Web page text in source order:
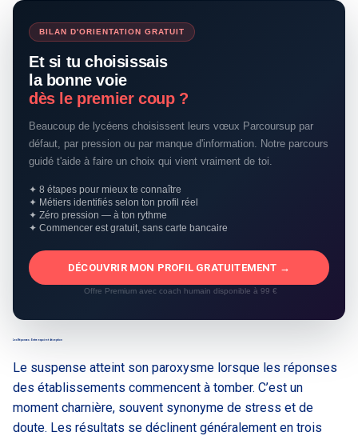
BILAN D'ORIENTATION GRATUIT
Et si tu choisissais
la bonne voie
dès le premier coup ?
Beaucoup de lycéens choisissent leurs vœux Parcoursup par
défaut, par pression ou par manque d'information. Notre parcours
guidé t'aide à faire un choix qui vient vraiment de toi.
✦ 8 étapes pour mieux te connaître
✦ Métiers identifiés selon ton profil réel
✦ Zéro pression — à ton rythme
✦ Commencer est gratuit, sans carte bancaire
DÉCOUVRIR MON PROFIL GRATUITEMENT →
Offre Premium avec coach humain disponible à 99 €
Les Réponses : Entre espoir et déception
Le suspense atteint son paroxysme lorsque les réponses
des établissements commencent à tomber. C’est un
moment charnière, souvent synonyme de stress et de
doute. Les résultats se déclinent généralement en trois